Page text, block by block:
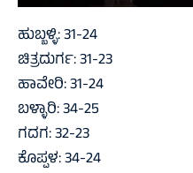
ಹುಬ್ಬಳ್ಳಿ: 31-24
ಚಿತ್ರದುರ್ಗ: 31-23
ಹಾವೇರಿ: 31-24
ಬಳ್ಳಾರಿ: 34-25
ಗದಗ: 32-23
ಕೊಪ್ಪಳ: 34-24